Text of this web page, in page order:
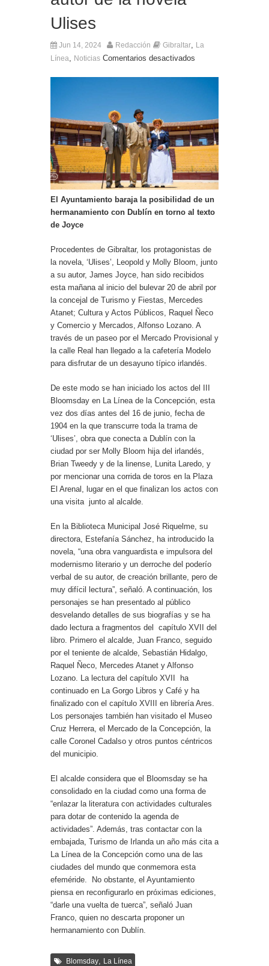
Ulises
Jun 14, 2024 Redacción Gibraltar, La
Línea, Noticias Comentarios desactivados
El Ayuntamiento baraja la posibilidad de un
hermanamiento con Dublín en torno al texto
de Joyce
Procedentes de Gibraltar, los protagonistas de
la novela, ‘Ulises’, Leopold y Molly Bloom, junto
a su autor, James Joyce, han sido recibidos
esta mañana al inicio del bulevar 20 de abril por
la concejal de Turismo y Fiestas, Mercedes
Atanet; Cultura y Actos Públicos, Raquel Ñeco
y Comercio y Mercados, Alfonso Lozano. A
través de un paseo por el Mercado Provisional y
la calle Real han llegado a la cafetería Modelo
para disfrutar de un desayuno típico irlandés.
De este modo se han iniciado los actos del III
Bloomsday en La Línea de la Concepción, esta
vez dos días antes del 16 de junio, fecha de
1904 en la que transcurre toda la trama de
‘Ulises’, obra que conecta a Dublín con la
ciudad por ser Molly Bloom hija del irlandés,
Brian Tweedy y de la linense, Lunita Laredo, y
por mencionar una corrida de toros en la Plaza
El Arenal, lugar en el que finalizan los actos con
una visita junto al alcalde.
En la Biblioteca Municipal José Riquelme, su
directora, Estefanía Sánchez, ha introducido la
novela, “una obra vanguardista e impulsora del
modernismo literario y un derroche del poderío
verbal de su autor, de creación brillante, pero de
muy difícil lectura”, señaló. A continuación, los
personajes se han presentado al público
desvelando detalles de sus biografías y se ha
dado lectura a fragmentos del capítulo XVII del
libro. Primero el alcalde, Juan Franco, seguido
por el teniente de alcalde, Sebastián Hidalgo,
Raquel Ñeco, Mercedes Atanet y Alfonso
Lozano. La lectura del capítulo XVII ha
continuado en La Gorgo Libros y Café y ha
finalizado con el capítulo XVIII en librería Ares.
Los personajes también han visitado el Museo
Cruz Herrera, el Mercado de la Concepción, la
calle Coronel Cadalso y otros puntos céntricos
del municipio.
El alcalde considera que el Bloomsday se ha
consolidado en la ciudad como una forma de
“enlazar la literatura con actividades culturales
para dotar de contenido la agenda de
actividades”. Además, tras contactar con la
embajada, Turismo de Irlanda un año más cita a
La Línea de la Concepción como una de las
ciudades del mundo que conmemora esta
efeméride. No obstante, el Ayuntamiento
piensa en reconfigurarlo en próximas ediciones,
“darle una vuelta de tuerca”, señaló Juan
Franco, quien no descarta proponer un
hermanamiento con Dublín.
Blomsday La Línea